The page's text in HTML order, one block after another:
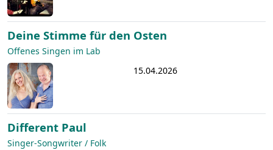
Deine Stimme für den Osten
Offenes Singen im Lab
15.04.2026
Different Paul
Singer-Songwriter / Folk